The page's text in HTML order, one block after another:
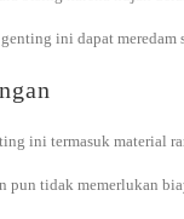
ini dapat meredam
ini termasuk material
pun tidak memerlukan